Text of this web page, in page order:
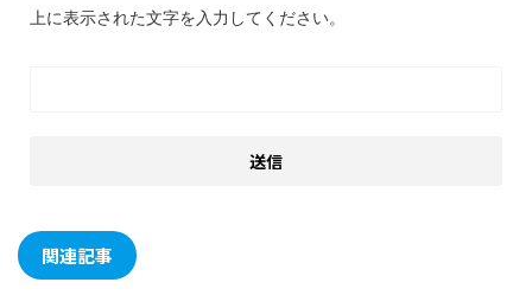
上に表示された文字を入力してください。
関連記事